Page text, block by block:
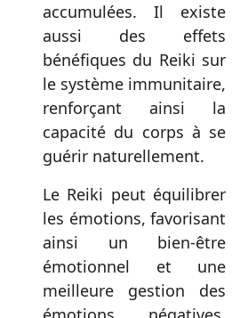
accumulées. Il existe
aussi des effets
bénéfiques du Reiki sur
le système immunitaire,
renforçant ainsi la
capacité du corps à se
guérir naturellement.
Le Reiki peut équilibrer
les émotions, favorisant
ainsi un bien-être
émotionnel et une
meilleure gestion des